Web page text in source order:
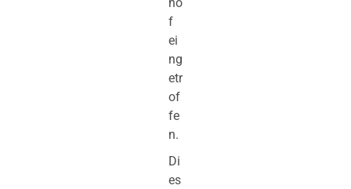
f
ei
ng
etr
of
fe
n.
Di
es